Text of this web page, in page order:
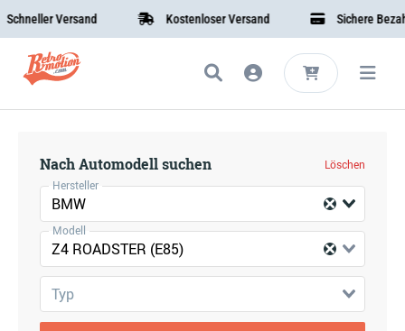
Versand Kostenloser Versand Sichere
Nach Automodell suchen
Löschen
Hersteller
BMW
Modell
Z4 ROADSTER (E85)
Typ